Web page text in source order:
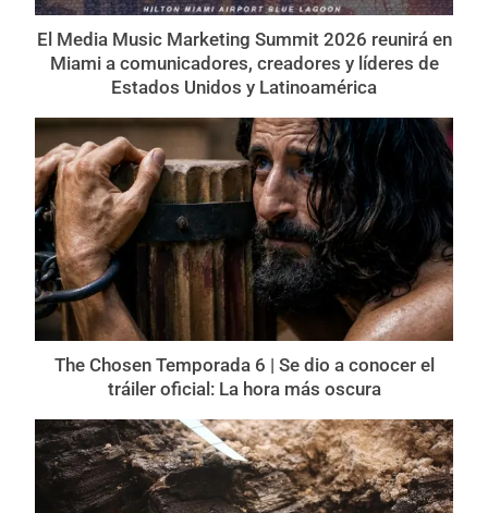
El Media Music Marketing Summit 2026 reunirá en
Miami a comunicadores, creadores y líderes de
Estados Unidos y Latinoamérica
The Chosen Temporada 6 | Se dio a conocer el
tráiler oficial: La hora más oscura